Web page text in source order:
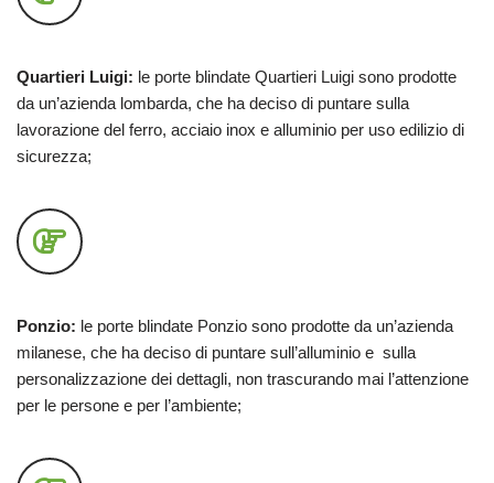
Quartieri Luigi: le porte blindate Quartieri Luigi sono prodotte
da un’azienda lombarda, che ha deciso di puntare sulla
lavorazione del ferro, acciaio inox e alluminio per uso edilizio di
sicurezza;
Ponzio: le porte blindate Ponzio sono prodotte da un’azienda
milanese, che ha deciso di puntare sull’alluminio e sulla
personalizzazione dei dettagli, non trascurando mai l’attenzione
per le persone e per l’ambiente;